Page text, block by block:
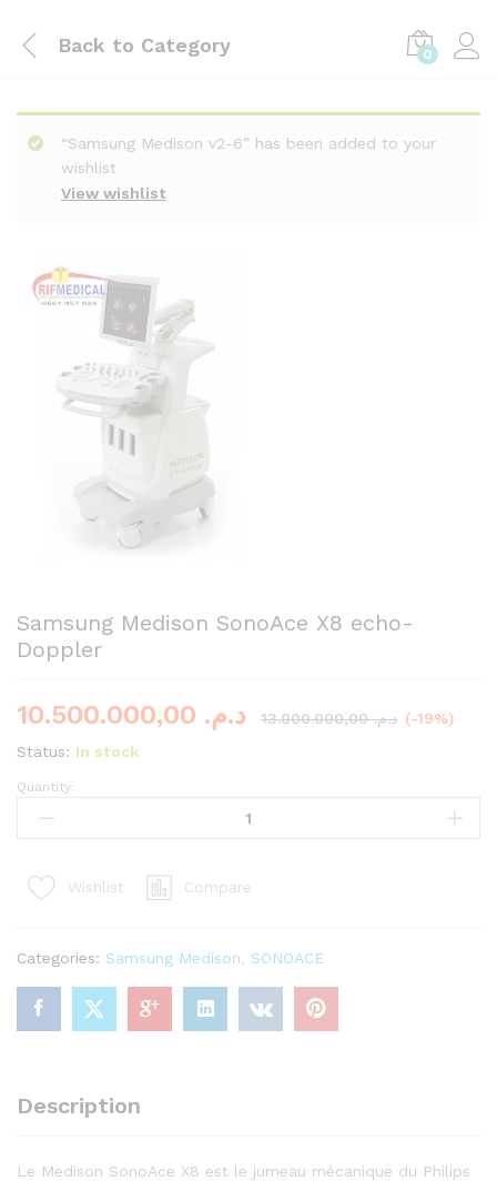
Back to Category 0
View wishlist
“Samsung Medison v2-6” has been added to your
wishlist
Samsung Medison SonoAce X8 echo-
Doppler
د.م. د.م.13.000.000,00
(-19%)
Status: In stock
Samsung
Medison
echo-
Quantity:
Wishlist Compare
Categories: Samsung Medison SONOACE
Description
Le Medison SonoAce X8 est le jumeau mécanique du Philips